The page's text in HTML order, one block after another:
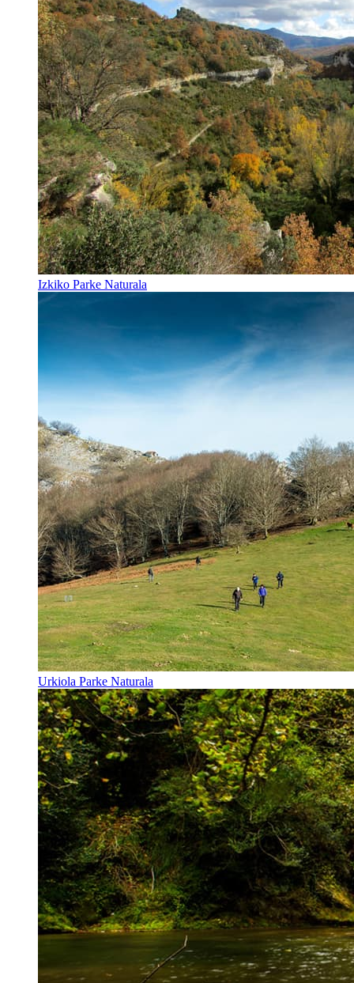
Izkiko Parke Naturala
Urkiola Parke Naturala